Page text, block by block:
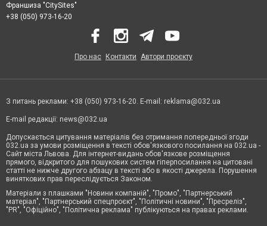
Приватні особи звертаються до профільних контор, щоб організувати
переїзд на інше місце проживання або доставити до себе додому меблі та
інші габаритні та важкі речі. Так в разі ремонту, проведеного у квартирі,
часто постає необхідність вивезти з неї меблі, побутову техніку, речі.
Легковим автомобілем не реально перевезти всі предмети, потрібна
вантажівка та вантажники, які якісно здійснять доставку в місце
документи. Також вони можуть оформити для замовника страховий поліс,
вантажів. Співробітники компанії виберуть оптимальний для клієнта
транспорт. Так транспортування по Україні найчастіше здійснюється
використаний залізничний.
Франшиза "CitySites"
+38 (050) 973-16-20
Про нас Контакти Автори проєкту
З питань реклами: +38 (050) 973-16-20. E-mail: reklama@032.ua
E-mail редакції: news@032.ua
Допускається цитування матеріалів без отримання попередньої згоди
032.ua за умови розміщення в тексті обов'язкового посилання на 032.ua -
Сайт міста Львова. Для інтернет-видань обов'язкове розміщення
прямого, відкритого для пошукових систем гіперпосилання на цитовані
статті не нижче другого абзацу в тексті або в якості джерела. Порушення
виняткових прав переслідується Законом.
Матеріали з плашками "Новини компаній", "Промо", "Партнерський
матеріал", "Партнерський спецпроєкт", "Політичні новини", "Пресреліз",
"PR", "Офіційно", "Політична реклама" публікуються на правах реклами.